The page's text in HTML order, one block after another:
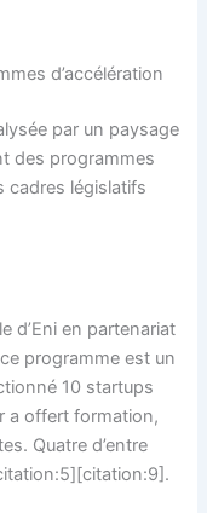
d’accélération
par un paysage
des programmes
cadres législatifs
d’Eni en partenariat
programme est un
10 startups
a offert formation,
Quatre d’entre